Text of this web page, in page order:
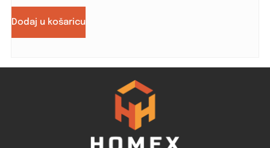
Dodaj u košaricu